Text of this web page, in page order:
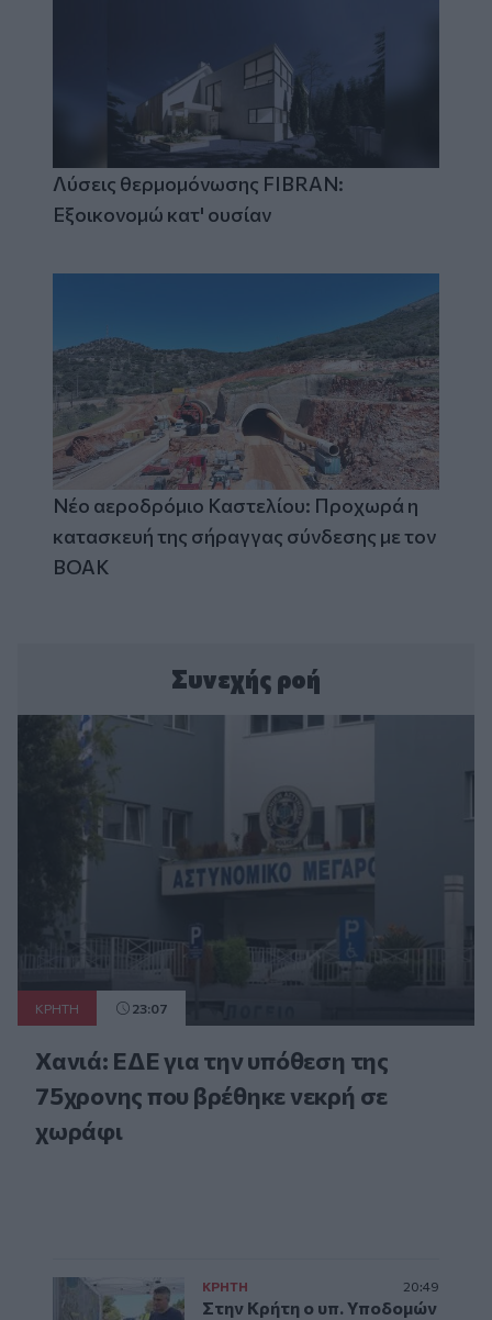
Λύσεις θερμομόνωσης FIBRAN:
Εξοικονομώ κατ' ουσίαν
Νέο αεροδρόμιο Καστελίου: Προχωρά η
κατασκευή της σήραγγας σύνδεσης με τον
ΒΟΑΚ
Συνεχής ροή
ΚΡΗΤΗ 23:07
Χανιά: ΕΔΕ για την υπόθεση της
75χρονης που βρέθηκε νεκρή σε
χωράφι
ΚΡΗΤΗ 20:49
Στην Κρήτη ο υπ. Υποδομών